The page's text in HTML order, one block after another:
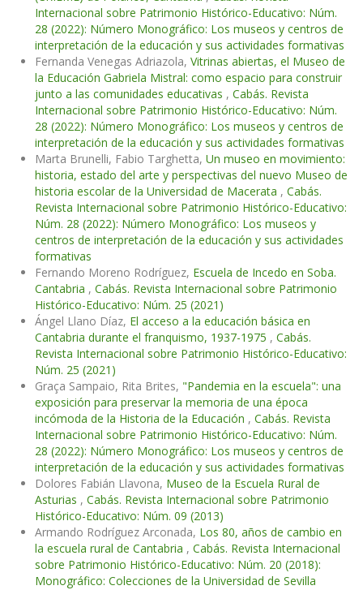
Internacional sobre Patrimonio Histórico-Educativo: Núm.
28 (2022): Número Monográfico: Los museos y centros de
interpretación de la educación y sus actividades formativas
Fernanda Venegas Adriazola, Vitrinas abiertas, el Museo de
la Educación Gabriela Mistral: como espacio para construir
junto a las comunidades educativas , Cabás. Revista
Internacional sobre Patrimonio Histórico-Educativo: Núm.
28 (2022): Número Monográfico: Los museos y centros de
interpretación de la educación y sus actividades formativas
Marta Brunelli, Fabio Targhetta, Un museo en movimiento:
historia, estado del arte y perspectivas del nuevo Museo de
historia escolar de la Universidad de Macerata , Cabás.
Revista Internacional sobre Patrimonio Histórico-Educativo:
Núm. 28 (2022): Número Monográfico: Los museos y
centros de interpretación de la educación y sus actividades
formativas
Fernando Moreno Rodríguez, Escuela de Incedo en Soba.
Cantabria , Cabás. Revista Internacional sobre Patrimonio
Histórico-Educativo: Núm. 25 (2021)
Ángel Llano Díaz, El acceso a la educación básica en
Cantabria durante el franquismo, 1937-1975 , Cabás.
Revista Internacional sobre Patrimonio Histórico-Educativo:
Núm. 25 (2021)
Graça Sampaio, Rita Brites, "Pandemia en la escuela": una
exposición para preservar la memoria de una época
incómoda de la Historia de la Educación , Cabás. Revista
Internacional sobre Patrimonio Histórico-Educativo: Núm.
28 (2022): Número Monográfico: Los museos y centros de
interpretación de la educación y sus actividades formativas
Dolores Fabián Llavona, Museo de la Escuela Rural de
Asturias , Cabás. Revista Internacional sobre Patrimonio
Histórico-Educativo: Núm. 09 (2013)
Armando Rodríguez Arconada, Los 80, años de cambio en
la escuela rural de Cantabria , Cabás. Revista Internacional
sobre Patrimonio Histórico-Educativo: Núm. 20 (2018):
Monográfico: Colecciones de la Universidad de Sevilla